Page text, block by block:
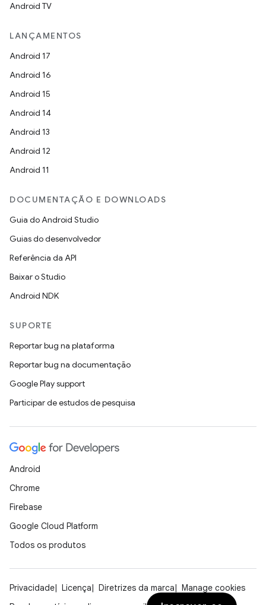
Android TV
LANÇAMENTOS
Android 17
Android 16
Android 15
Android 14
Android 13
Android 12
Android 11
DOCUMENTAÇÃO E DOWNLOADS
Guia do Android Studio
Guias do desenvolvedor
Referência da API
Baixar o Studio
Android NDK
SUPORTE
Reportar bug na plataforma
Reportar bug na documentação
Google Play support
Participar de estudos de pesquisa
Android
Chrome
Firebase
Google Cloud Platform
Todos os produtos
Privacidade Licença Diretrizes da marca
Manage cookies